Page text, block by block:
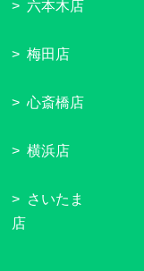
六本木店
梅田店
心斎橋店
横浜店
さいたま
店